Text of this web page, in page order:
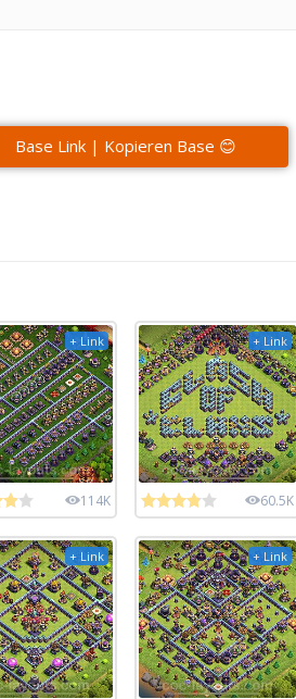
Base Link | Kopieren Base 😊
+ Link
114K
+ Link
60.5K
+ Link + Link